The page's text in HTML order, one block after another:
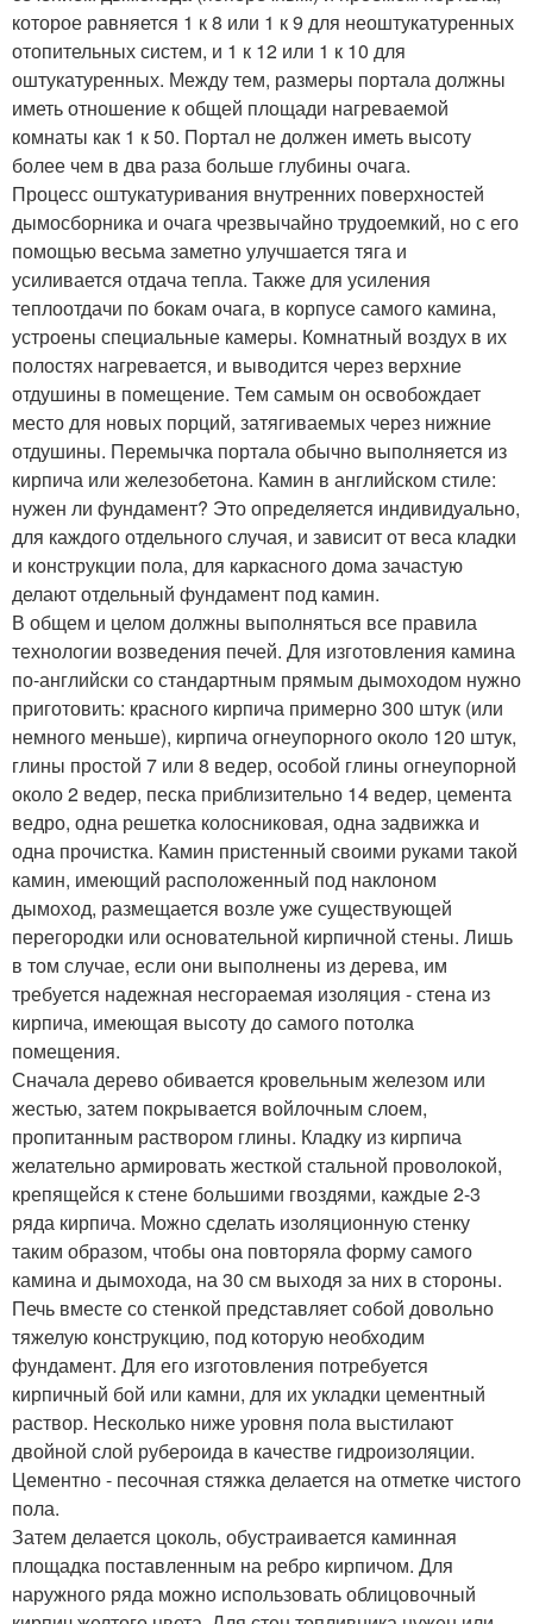
которое равняется 1 к 8 или 1 к 9 для неоштукатуренных
отопительных систем, и 1 к 12 или 1 к 10 для
оштукатуренных. Между тем, размеры портала должны
иметь отношение к общей площади нагреваемой
комнаты как 1 к 50. Портал не должен иметь высоту
более чем в два раза больше глубины очага.
Процесс оштукатуривания внутренних поверхностей
дымосборника и очага чрезвычайно трудоемкий, но с его
помощью весьма заметно улучшается тяга и
усиливается отдача тепла. Также для усиления
теплоотдачи по бокам очага, в корпусе самого камина,
устроены специальные камеры. Комнатный воздух в их
полостях нагревается, и выводится через верхние
отдушины в помещение. Тем самым он освобождает
место для новых порций, затягиваемых через нижние
отдушины. Перемычка портала обычно выполняется из
кирпича или железобетона. Камин в английском стиле:
нужен ли фундамент? Это определяется индивидуально,
для каждого отдельного случая, и зависит от веса кладки
и конструкции пола, для каркасного дома зачастую
делают отдельный фундамент под камин.
В общем и целом должны выполняться все правила
технологии возведения печей. Для изготовления камина
по-английски со стандартным прямым дымоходом нужно
приготовить: красного кирпича примерно 300 штук (или
немного меньше), кирпича огнеупорного около 120 штук,
глины простой 7 или 8 ведер, особой глины огнеупорной
около 2 ведер, песка приблизительно 14 ведер, цемента
ведро, одна решетка колосниковая, одна задвижка и
одна прочистка. Камин пристенный своими руками такой
камин, имеющий расположенный под наклоном
дымоход, размещается возле уже существующей
перегородки или основательной кирпичной стены. Лишь
в том случае, если они выполнены из дерева, им
требуется надежная несгораемая изоляция - стена из
кирпича, имеющая высоту до самого потолка
помещения.
Сначала дерево обивается кровельным железом или
жестью, затем покрывается войлочным слоем,
пропитанным раствором глины. Кладку из кирпича
желательно армировать жесткой стальной проволокой,
крепящейся к стене большими гвоздями, каждые 2-3
ряда кирпича. Можно сделать изоляционную стенку
таким образом, чтобы она повторяла форму самого
камина и дымохода, на 30 см выходя за них в стороны.
Печь вместе со стенкой представляет собой довольно
тяжелую конструкцию, под которую необходим
фундамент. Для его изготовления потребуется
кирпичный бой или камни, для их укладки цементный
раствор. Несколько ниже уровня пола выстилают
двойной слой рубероида в качестве гидроизоляции.
Цементно - песочная стяжка делается на отметке чистого
пола.
Затем делается цоколь, обустраивается каминная
площадка поставленным на ребро кирпичом. Для
наружного ряда можно использовать облицовочный